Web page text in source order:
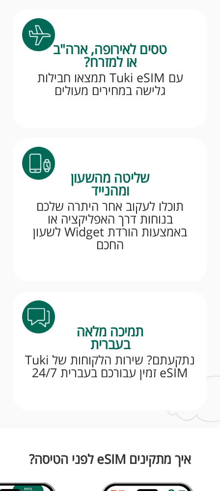
טסים לאירופה, ארה"ב
או למזרח?
עם Tuki eSIM תמצאו חבילות
גלישה במחירים מעולים
שליטה מהשעון
ומהנייד
תוכלו לעקוב אחר היתרה שלכם
בנוחות דרך האפליקציה או
באמצעות הורדת Widget לשעון
החכם
תמיכה מלאה
בעברית
נתקעתם? שירות הלקוחות של Tuki
eSIM זמין עבורכם בעברית 24/7
איך מתקינים eSIM לפני הטיסה?